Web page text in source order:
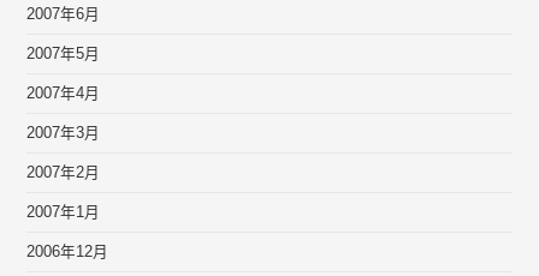
2007年6月
2007年5月
2007年4月
2007年3月
2007年2月
2007年1月
2006年12月